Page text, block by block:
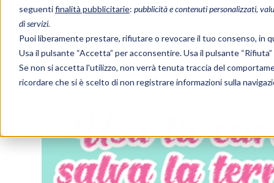
seguentifinalità pubblicitarie: pubblicità e contenuti personalizzati,
di servizi.
Puoi liberamente prestare, rifiutare o revocare il tuo consenso, in
Usa il pulsante “Accetta” per acconsentire. Usa il pulsante
Se non si accetta l'utilizzo, non verrà tenuta traccia del
ricordare che si è scelto di non registrare informazioni sulla
Baby